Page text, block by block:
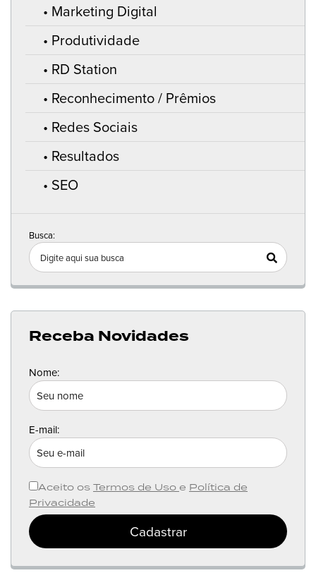
Marketing Digital
Produtividade
RD Station
Reconhecimento / Prêmios
Redes Sociais
Resultados
SEO
Busca:
Receba Novidades
Nome:
E-mail:
Aceito os Termos de Uso e Política de
Privacidade
Cadastrar